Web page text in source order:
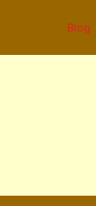
Blog